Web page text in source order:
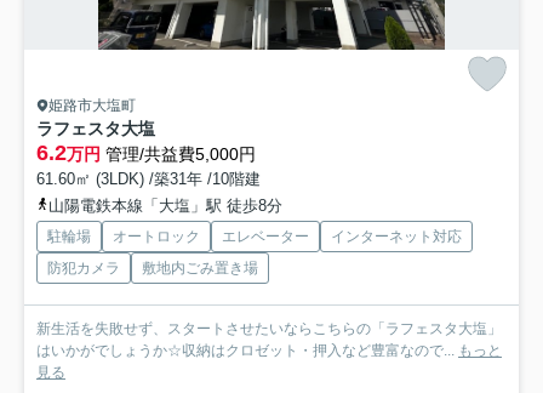
姫路市大塩町
ラフェスタ大塩
6.2万円 管理/共益費5,000円
61.60㎡ (3LDK) /築31年 /10階建
山陽電鉄本線「大塩」駅 徒歩8分
駐輪場 オートロック エレベーター
インターネット対応
防犯カメラ
敷地内ごみ置き場
新生活を失敗せず、スタートさせたいならこちらの「ラフェスタ大塩」
はいかがでしょうか☆収納はクロゼット・押入など豊富なので...
もっと
見る